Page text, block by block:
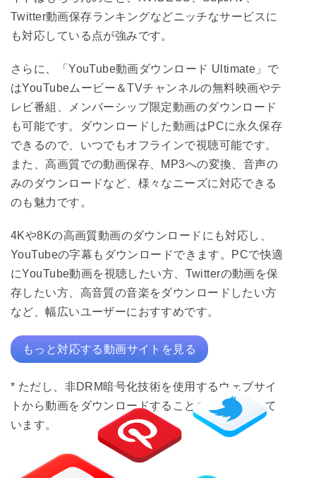
Twitter動画保存ランキングなどニッチなサービスに
も対応している点が強みです。
さらに、「YouTube動画ダウンロード Ultimate」で
はYouTubeムービー＆TVチャンネルの無料映画やテ
レビ番組、メンバーシップ限定動画のダウンロード
も可能です。ダウンロードした動画はPCに永久保存
できるので、いつでもオフラインで視聴可能です。
また、高画質での動画保存、MP3への変換、音声の
みのダウンロードなど、様々なニーズに対応できる
のも魅力です。
4Kや8Kの高画質動画のダウンロードにも対応し、
YouTubeの字幕もダウンロードできます。PCで快適
にYouTube動画を視聴したい方、Twitterの動画を保
存したい方、高音質の音楽をダウンロードしたい方
など、幅広いユーザーにおすすめです。
もっと対応する動画サイトを見る
* ただし、非DRM暗号化技術を使用するウェブサイ
トから動画をダウンロードすることのみに対応して
います。